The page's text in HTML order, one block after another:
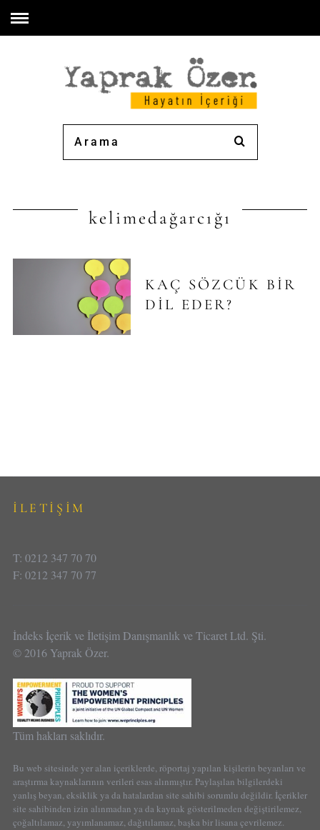
kelimedağarcığı
KAÇ SÖZCÜK BIR
DIL EDER?
İLETİŞİM
T: 0212 347 70 70
F: 0212 347 70 77
İndeks İçerik ve İletişim Danışmanlık ve Ticaret Ltd. Şti.
© 2016 Yaprak Özer.
Tüm hakları saklıdır.
Bu web sitesinde yer alan içeriklerde, röportaj yapılan kişilerin beyanları ve
araştırma kaynaklarının verileri esas alınmıştır. Paylaşılan bilgilerdeki
yanlış beyan, eksiklik ya da hatalardan site sahibi sorumlu değildir. İçerikler
site sahibinden izin alınmadan ya da kaynak gösterilmeden değiştirilemez,
çoğaltılamaz, yayımlanamaz, dağıtılamaz, başka bir lisana çevrilemez.